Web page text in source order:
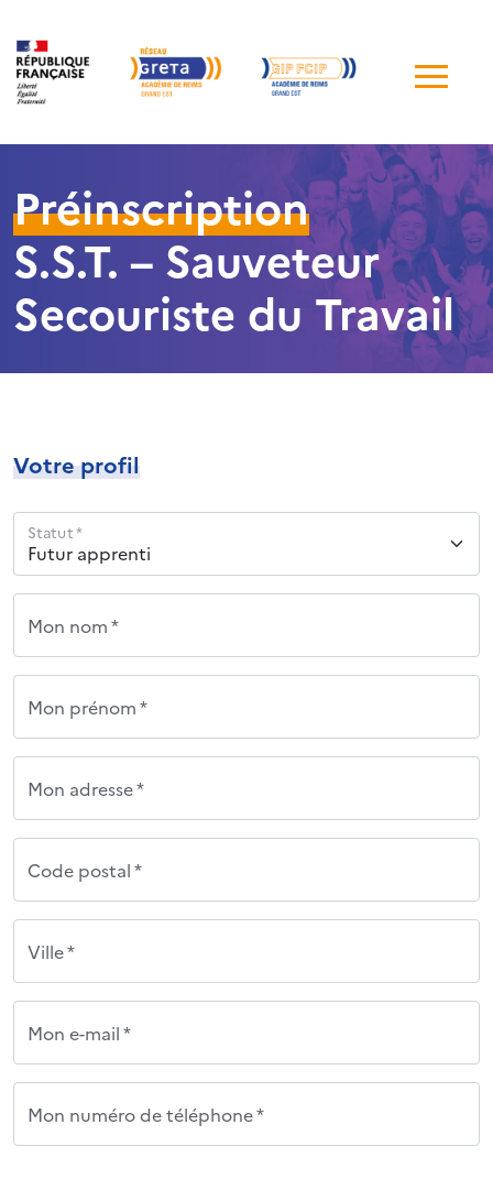
de
Préinscription
S.S.T. – Sauveteur
Secouriste du Travail
Votre profil
Statut *
Mon nom *
Mon prénom *
Mon adresse *
Code postal *
Ville *
Mon e-mail *
Mon numéro de téléphone *